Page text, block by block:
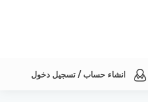
انشاء حساب / تسجيل دخول